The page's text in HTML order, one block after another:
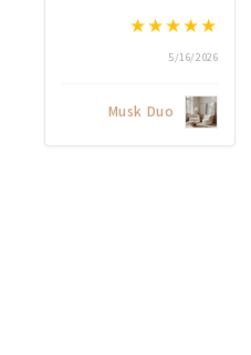
★★★★★
5/16/2026
Musk Duo